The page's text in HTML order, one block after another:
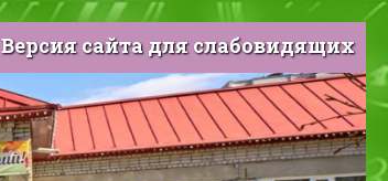
Версия сайта для слабовидящих